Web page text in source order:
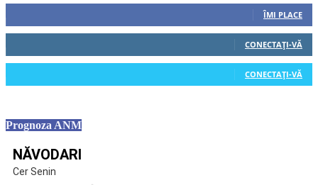
ÎMI PLACE
CONECTAȚI-VĂ
CONECTAȚI-VĂ
Prognoza ANM
NĂVODARI
Cer Senin